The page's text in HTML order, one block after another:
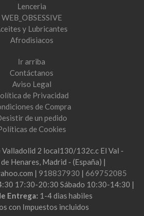
Lenceria
WEB_OBSESSIVE
y Lubricantes
Afrodisiacos
Ir arriba
Contáctanos
Aviso Legal
de Privacidad
de Compra
de un pedido
de Cookies
Valladolid 2 local130/132c.c El Val -
Henares, Madrid - (España) |
| 918837930 | 669752085
17:30-20:30 Sábado 10:30-14:30 |
Entrega: 1-4 dias habiles
con Impuestos incluidos